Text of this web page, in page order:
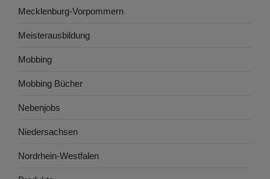
Mecklenburg-Vorpommern
Meisterausbildung
Mobbing
Mobbing Bücher
Nebenjobs
Niedersachsen
Nordrhein-Westfalen